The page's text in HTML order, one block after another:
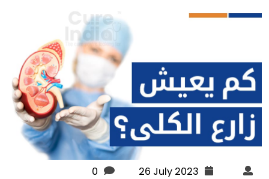
26 July 2023
0